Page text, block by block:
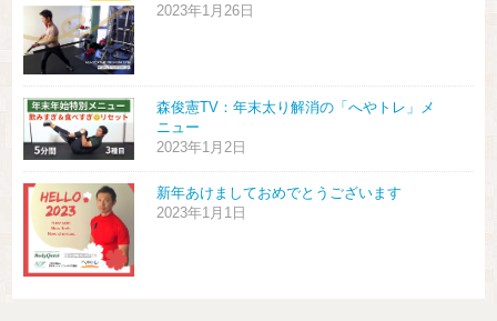
2023年1月26日
森俊憲TV：年末太り解消の「へやトレ」メ
ニュー
2023年1月2日
新年あけましておめでとうございます
2023年1月1日